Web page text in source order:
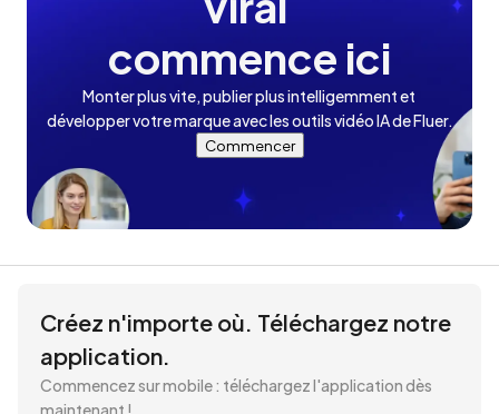
commence ici
Monter plus vite, publier plus intelligemment et
développer votre marque avec les outils vidéo IA de Fluer.
Commencer
Créez n'importe où. Téléchargez notre
application.
Commencez sur mobile : téléchargez l'application dès
maintenant !